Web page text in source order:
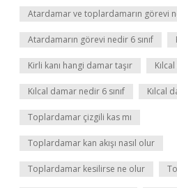
Atardamar ve toplardamarın görevi
Atardamarın görevi nedir 6 sınıf
Kirli kanı hangi damar taşır
Kılcal damar nedir 6 sınıf Kılcal
Toplardamar çizgili kas mı
Toplardamar kan akışı nasıl olur
Toplardamar kesilirse ne olur